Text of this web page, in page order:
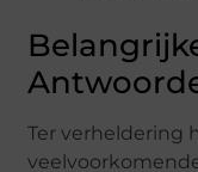
Ter verheldering